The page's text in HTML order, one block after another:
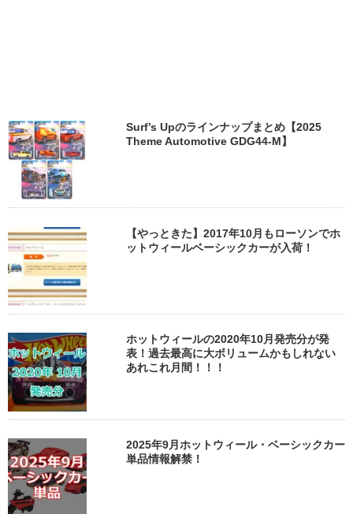
Surf’s Upのラインナップまとめ【2025
Theme Automotive GDG44-M】
【やっときた】2017年10月もローソンでホ
ットウィールベーシックカーが入荷！
ホットウィールの2020年10月発売分が発
表！過去最高に大ボリュームかもしれない
あれこれ月間！！！
2025年9月ホットウィール・ベーシックカー
単品情報解禁！